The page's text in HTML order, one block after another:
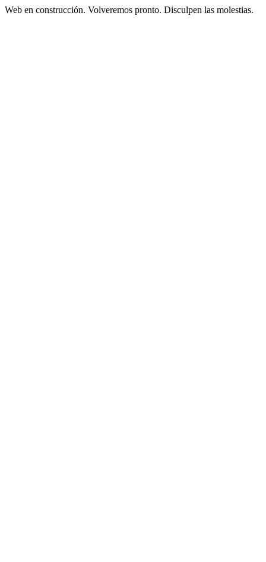
Web en construcción. Volveremos pronto. Disculpen las molestias.